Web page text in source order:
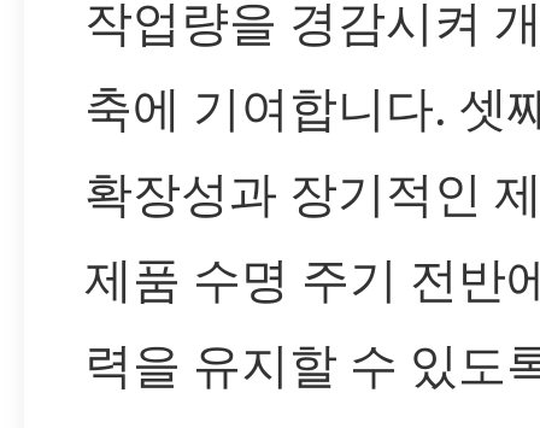
작업량을 경감시켜
축에 기여합니다. 셋
확장성과 장기적인
제품 수명 주기 전반
력을 유지할 수 있도